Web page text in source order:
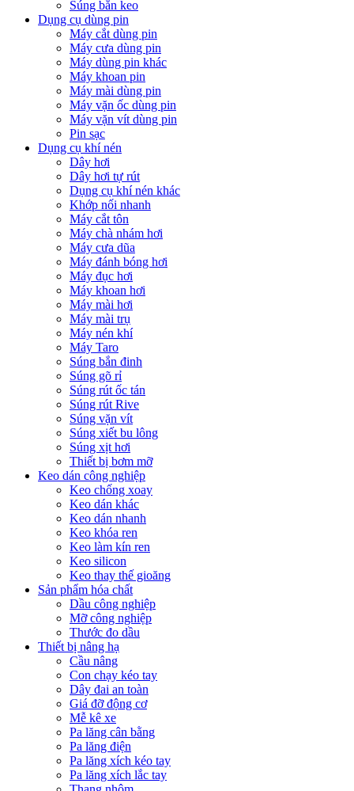
Súng bắn keo
Dụng cụ dùng pin
Máy cắt dùng pin
Máy cưa dùng pin
Máy dùng pin khác
Máy khoan pin
Máy mài dùng pin
Máy vặn ốc dùng pin
Máy vặn vít dùng pin
Pin sạc
Dụng cụ khí nén
Dây hơi
Dây hơi tự rút
Dụng cụ khí nén khác
Khớp nối nhanh
Máy cắt tôn
Máy chà nhám hơi
Máy cưa dũa
Máy đánh bóng hơi
Máy đục hơi
Máy khoan hơi
Máy mài hơi
Máy mài trụ
Máy nén khí
Máy Taro
Súng bắn đinh
Súng gõ rỉ
Súng rút ốc tán
Súng rút Rive
Súng vặn vít
Súng xiết bu lông
Súng xịt hơi
Thiết bị bơm mỡ
Keo dán công nghiệp
Keo chống xoay
Keo dán khác
Keo dán nhanh
Keo khóa ren
Keo làm kín ren
Keo silicon
Keo thay thế gioăng
Sản phẩm hóa chất
Dầu công nghiệp
Mỡ công nghiệp
Thước đo dầu
Thiết bị nâng hạ
Cầu nâng
Con chạy kéo tay
Dây đai an toàn
Giá đỡ động cơ
Mễ kê xe
Pa lăng cân bằng
Pa lăng điện
Pa lăng xích kéo tay
Pa lăng xích lắc tay